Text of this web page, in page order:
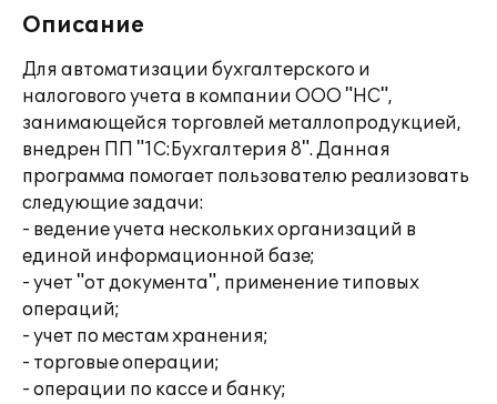
Описание
Для автоматизации бухгалтерского и
налогового учета в компании ООО "НС",
занимающейся торговлей металлопродукцией,
внедрен ПП "1С:Бухгалтерия 8". Данная
программа помогает пользователю реализовать
следующие задачи:
- ведение учета нескольких организаций в
единой информационной базе;
- учет "от документа", применение типовых
операций;
- учет по местам хранения;
- торговые операции;
- операции по кассе и банку;